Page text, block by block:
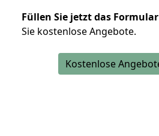
Füllen Sie jetzt das
Sie kostenlose Angebote.
Kostenlose